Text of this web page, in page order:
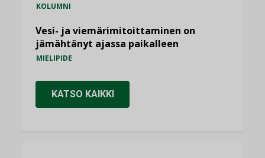
KOLUMNI
Vesi- ja viemärimitoittaminen on
jämähtänyt ajassa paikalleen
MIELIPIDE
KATSO KAIKKI